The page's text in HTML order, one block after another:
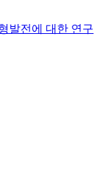
발전에 대한 연구